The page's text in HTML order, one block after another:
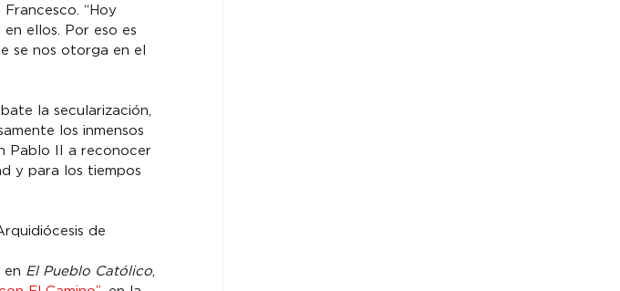
“Hoy
ellos. Por eso es
se nos otorga en el
la secularización,
los inmensos
Pablo II a reconocer
y para los tiempos
de
en El Pueblo Católico,